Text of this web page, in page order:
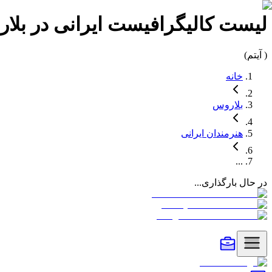
لیستکالیگرافیست ایرانی در
( آیتم)
خانه
بلاروس
هنرمندان ایرانی
...
در حال بارگذاری...